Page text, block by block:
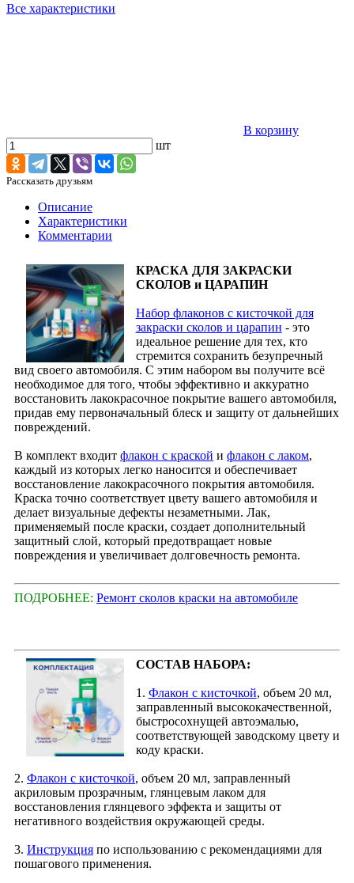
Все характеристики
В корзину
шт
Рассказать друзьям
Описание
Характеристики
Комментарии
КРАСКА ДЛЯ ЗАКРАСКИ
СКОЛОВ и ЦАРАПИН
Набор флаконов с кисточкой для
закраски сколов и царапин - это
идеальное решение для тех, кто
стремится сохранить безупречный
вид своего автомобиля. С этим набором вы получите всё
необходимое для того, чтобы эффективно и аккуратно
восстановить лакокрасочное покрытие вашего автомобиля,
придав ему первоначальный блеск и защиту от дальнейших
повреждений.
В комплект входит флакон с краской и флакон с лаком,
каждый из которых легко наносится и обеспечивает
восстановление лакокрасочного покрытия автомобиля.
Краска точно соответствует цвету вашего автомобиля и
делает визуальные дефекты незаметными. Лак,
применяемый после краски, создает дополнительный
защитный слой, который предотвращает новые
повреждения и увеличивает долговечность ремонта.
ПОДРОБНЕЕ: Ремонт сколов краски на автомобиле
СОСТАВ НАБОРА:
1. Флакон с кисточкой, объем 20 мл,
заправленный высококачественной,
быстросохнущей автоэмалью,
соответствующей заводскому цвету и
коду краски.
2. Флакон с кисточкой, объем 20 мл, заправленный
акриловым прозрачным, глянцевым лаком для
восстановления глянцевого эффекта и защиты от
негативного воздействия окружающей среды.
3. Инструкция по использованию с рекомендациями для
пошагового применения.